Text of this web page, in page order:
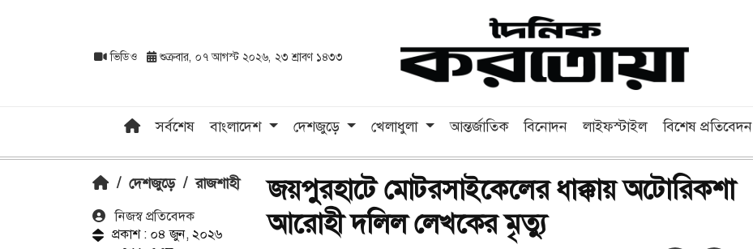
ভিডিও শুক্রবার, ০৭ আগস্ট ২০২৬, ২৩ শ্রাবণ ১৪৩৩
সর্বশেষ বাংলাদেশ দেশজুড়ে খেলাধুলা আন্তর্জাতিক বিনোদন লাইফস্টাইল বিশেষ প্রতিবেদন
/ দেশজুড়ে / রাজশাহী
নিজস্ব প্রতিবেদক
প্রকাশ : ০৪ জুন, ২০২৬
জয়পুরহাটে মোটরসাইকেলের ধাক্কায় অটোরিকশা
আরোহী দলিল লেখকের মৃত্যু